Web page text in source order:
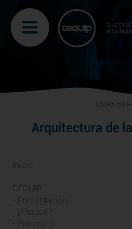
MAPA WEB
Arquitectura de
Inicio
CEQUIP
-
Presentación
- ¿Porqué?
-
Patronato